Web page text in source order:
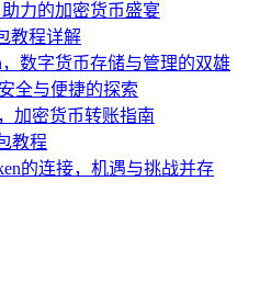
助力的加密货币盛宴
教程详解
，数字货币存储与管理的双雄
全与便捷的探索
加密货币转账指南
教程
的连接，机遇与挑战并存